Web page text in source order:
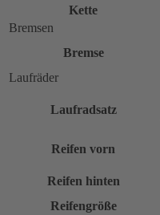
Kette
Bremsen
Bremse
Laufräder
Laufradsatz
Reifen vorn
Reifen hinten
Reifengröße